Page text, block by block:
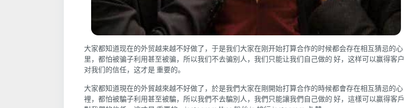
大家都知道现在的外贸越来越不好做了，于是我们大家在刚开始打算合作的时候都会存在相互猜忌的心
里，都怕被骗子利用甚至被骗，所以我们不去骗别人，我们只能让我们自己做的 好，这样可以赢得客户
对我们的信任，这才是 重要的。
大家都知道現在的外貿越來越不好做了，於是我們大家在剛開始打算合作的時候都會存在相互猜忌的心
裡，都怕被騙子利用甚至被騙，所以我們不去騙別人，我們只能讓我們自己做的 好，這樣可以贏得客戶